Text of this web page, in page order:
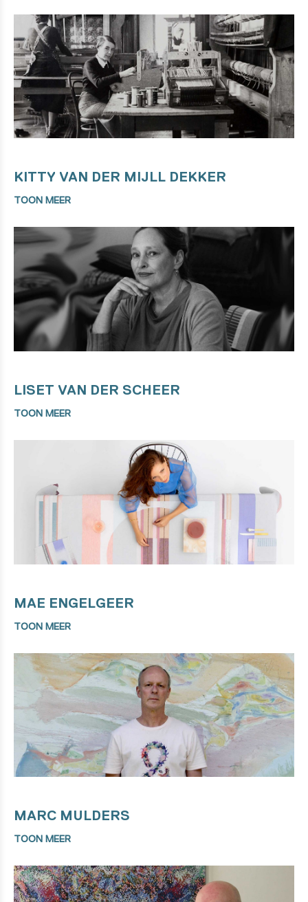
KITTY VAN DER MIJLL DEKKER
TOON MEER
LISET VAN DER SCHEER
TOON MEER
MAE ENGELGEER
TOON MEER
MARC MULDERS
TOON MEER